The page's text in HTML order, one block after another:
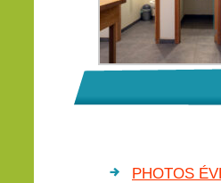
PHOTOS